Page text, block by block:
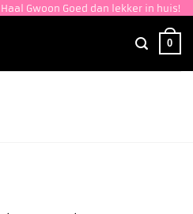
Gwoon Goed dan lekker in huis!
0